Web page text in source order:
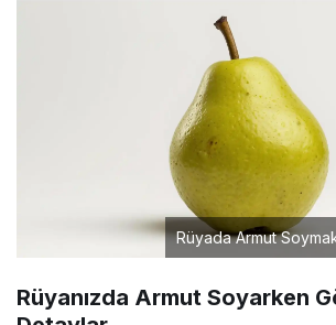
Rüyada Armut
Rüyanızda Armut Soyarken